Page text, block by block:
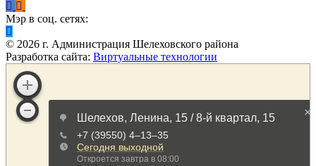
Мэр в соц. сетях:
© 2026 г. Администрация Шелеховского района
Разработка сайта: Виртуальные технологии